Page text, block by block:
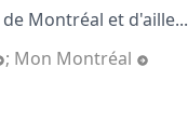
Montréal et d'aille...
; Mon Montréal